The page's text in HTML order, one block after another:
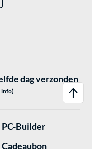
dag verzonden
info)
PC-Builder
Cadeaubon